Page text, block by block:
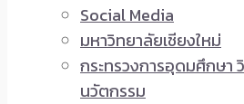
Social Media
มหาวิทยาลัยเชียงใหม่
กระทรวงการอุดมศึกษา
นวัตกรรม